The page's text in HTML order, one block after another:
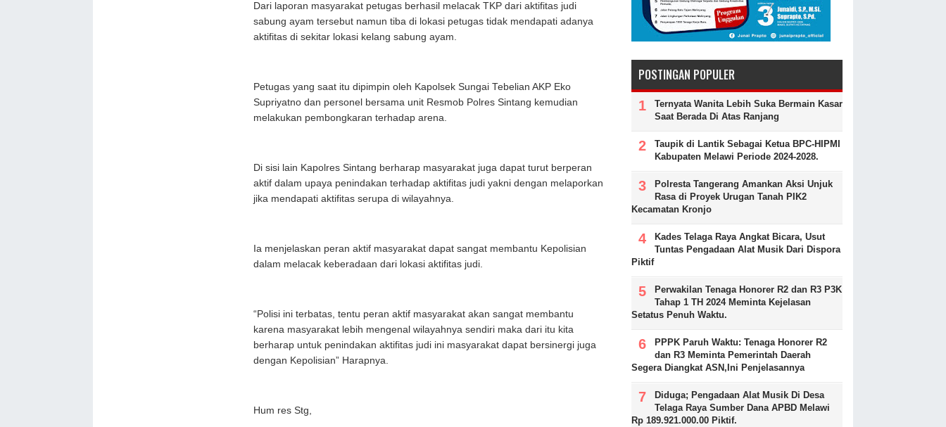
Dari laporan masyarakat petugas berhasil melacak TKP dari aktifitas judi
sabung ayam tersebut namun tiba di lokasi petugas tidak mendapati adanya
aktifitas di sekitar lokasi kelang sabung ayam.
Petugas yang saat itu dipimpin oleh Kapolsek Sungai Tebelian AKP Eko
Supriyatno dan personel bersama unit Resmob Polres Sintang kemudian
melakukan pembongkaran terhadap arena.
Di sisi lain Kapolres Sintang berharap masyarakat juga dapat turut berperan
aktif dalam upaya penindakan terhadap aktifitas judi yakni dengan melaporkan
jika mendapati aktifitas serupa di wilayahnya.
Ia menjelaskan peran aktif masyarakat dapat sangat membantu Kepolisian
dalam melacak keberadaan dari lokasi aktifitas judi.
“Polisi ini terbatas, tentu peran aktif masyarakat akan sangat membantu
karena masyarakat lebih mengenal wilayahnya sendiri maka dari itu kita
berharap untuk penindakan aktifitas judi ini masyarakat dapat bersinergi juga
dengan Kepolisian” Harapnya.
Hum res Stg,
POSTINGAN POPULER
Ternyata Wanita Lebih Suka Bermain Kasar
Saat Berada Di Atas Ranjang
Taupik di Lantik Sebagai Ketua BPC-HIPMI
Kabupaten Melawi Periode 2024-2028.
Polresta Tangerang Amankan Aksi Unjuk
Rasa di Proyek Urugan Tanah PIK2
Kecamatan Kronjo
Kades Telaga Raya Angkat Bicara, Usut
Tuntas Pengadaan Alat Musik Dari Dispora
Piktif
Perwakilan Tenaga Honorer R2 dan R3 P3K
Tahap 1 TH 2024 Meminta Kejelasan
Setatus Penuh Waktu.
PPPK Paruh Waktu: Tenaga Honorer R2
dan R3 Meminta Pemerintah Daerah
Segera Diangkat ASN,Ini Penjelasannya
Diduga; Pengadaan Alat Musik Di Desa
Telaga Raya Sumber Dana APBD Melawi
Rp 189.921.000.00 Piktif.